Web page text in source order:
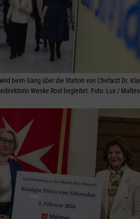
beim Gang über die Station von Chefarzt Dr.
Wenke Rost begleitet. Foto: Lux /